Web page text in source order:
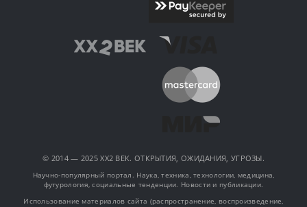
© 2014 — 2025 XX2 ВЕК. ОТКРЫТИЯ, ОЖИДАНИЯ, УГРОЗЫ.
Научно-популярный портал. Наука, техника, технологии, медицина,
футурология, социальные тенденции. Новости и публикации.
Использование материалов сайта (распространение, воспроизведение,